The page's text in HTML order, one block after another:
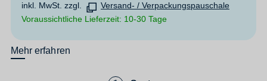
inkl. MwSt. zzgl.
Versand- / Verpackungspauschale
Voraussichtliche Lieferzeit: 10-30 Tage
Mehr erfahren